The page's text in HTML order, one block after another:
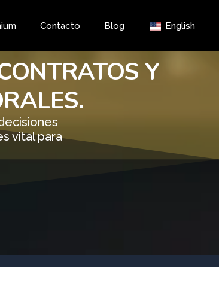
Contacto Blog English
Y
vital para